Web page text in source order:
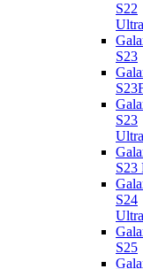
S22
Ultra
S23
S23
Ultra
S23
S24
Ultra
S25